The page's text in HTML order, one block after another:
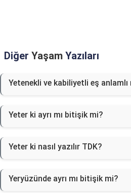
Diğer Yaşam Yazıları
Yetenekli ve kabiliyetli eş anlamlı
Yeter ki ayrı mı bitişik mi?
Yeter ki nasıl yazılır TDK?
Yeryüzünde ayrı mı bitişik mi?